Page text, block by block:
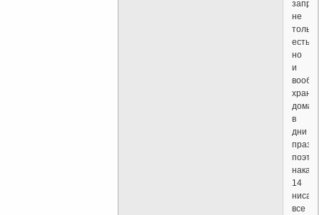
не
только
есть,
но
и
дома
в
дни
14
все